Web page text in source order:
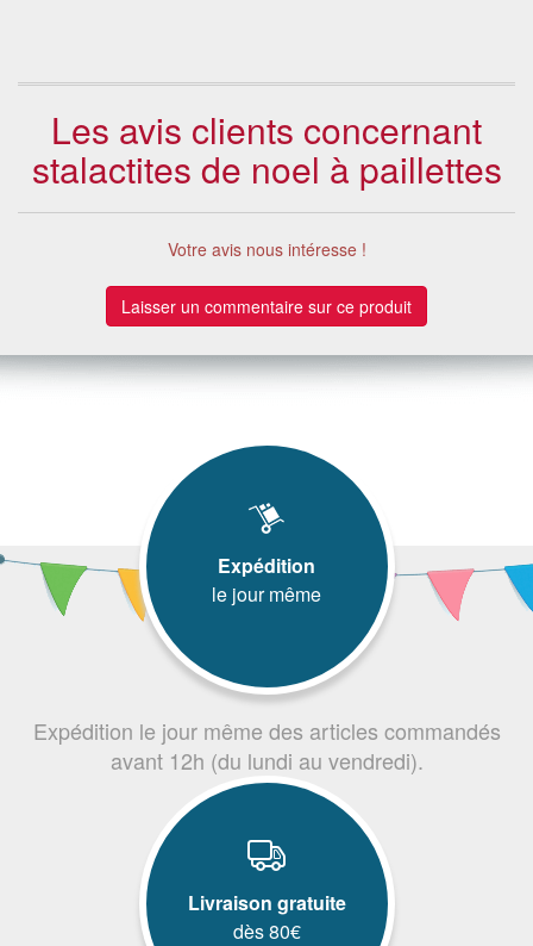
Les avis clients concernant
stalactites de noel à paillettes
Votre avis nous intéresse !
Laisser un commentaire sur ce produit
Expédition
le jour même
Expédition le jour même des articles commandés
avant 12h (du lundi au vendredi).
Livraison gratuite
dès 80€